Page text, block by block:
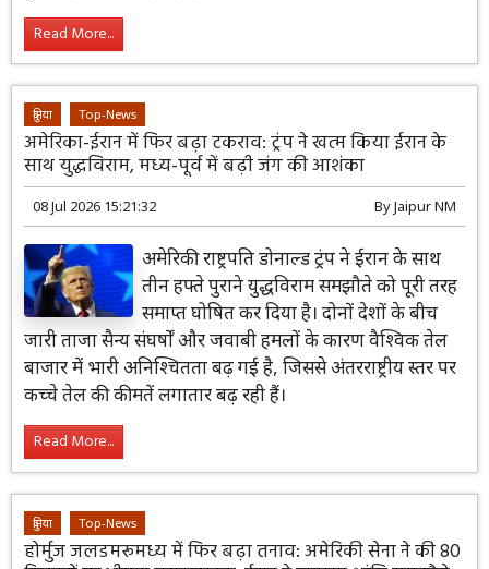
Read More...
दुनिया Top-News
अमेरिका-ईरान में फिर बढ़ा टकराव: ट्रंप ने खत्म किया ईरान के
साथ युद्धविराम, मध्य-पूर्व में बढ़ी जंग की आशंका
08 Jul 2026 15:21:32 ByJaipur NM
अमेरिकी राष्ट्रपति डोनाल्ड ट्रंप ने ईरान के साथ
तीन हफ्ते पुराने युद्धविराम समझौते को पूरी तरह
समाप्त घोषित कर दिया है। दोनों देशों के बीच
जारी ताजा सैन्य संघर्षों और जवाबी हमलों के कारण वैश्विक तेल
बाजार में भारी अनिश्चितता बढ़ गई है, जिससे अंतरराष्ट्रीय स्तर पर
कच्चे तेल की कीमतें लगातार बढ़ रही हैं।
Read More...
दुनिया Top-News
होर्मुज जलडमरूमध्य में फिर बढ़ा तनाव: अमेरिकी सेना ने की 80